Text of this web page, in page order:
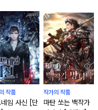
작품
임 사신 [단
작가의 작품
마탄 쏘는 백작가